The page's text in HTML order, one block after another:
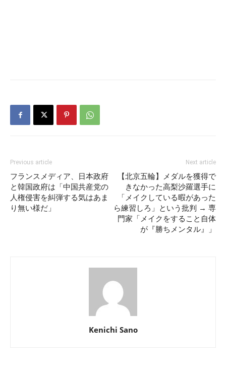
Previous article
フランスメディア、日本政府
と韓国政府は「中国共産党の
人権侵害を糾弾する気はあま
り無い様だ」
Next article
【北京五輪】メダルを獲得で
きなかった高梨沙羅選手に
「メイクしている暇があった
ら練習しろ」という批判 → 専
門家「メイクをすること自体
が『勝ちメンタル』」
Kenichi Sano